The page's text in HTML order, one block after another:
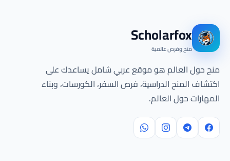
Scholarfox
منح وفرص عالمية
منح حول العالم هو موقع عربي شامل يساعدك على
اكتشاف المنح الدراسية، فرص السفر، الكورسات، وبناء
المهارات حول العالم.